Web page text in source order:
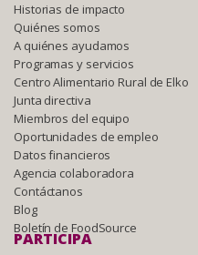
Historias de impacto
Quiénes somos
A quiénes ayudamos
Programas y servicios
Centro Alimentario Rural de Elko
Junta directiva
Miembros del equipo
Oportunidades de empleo
Datos financieros
Agencia colaboradora
Contáctanos
Blog
Boletín de FoodSource
PARTICIPA